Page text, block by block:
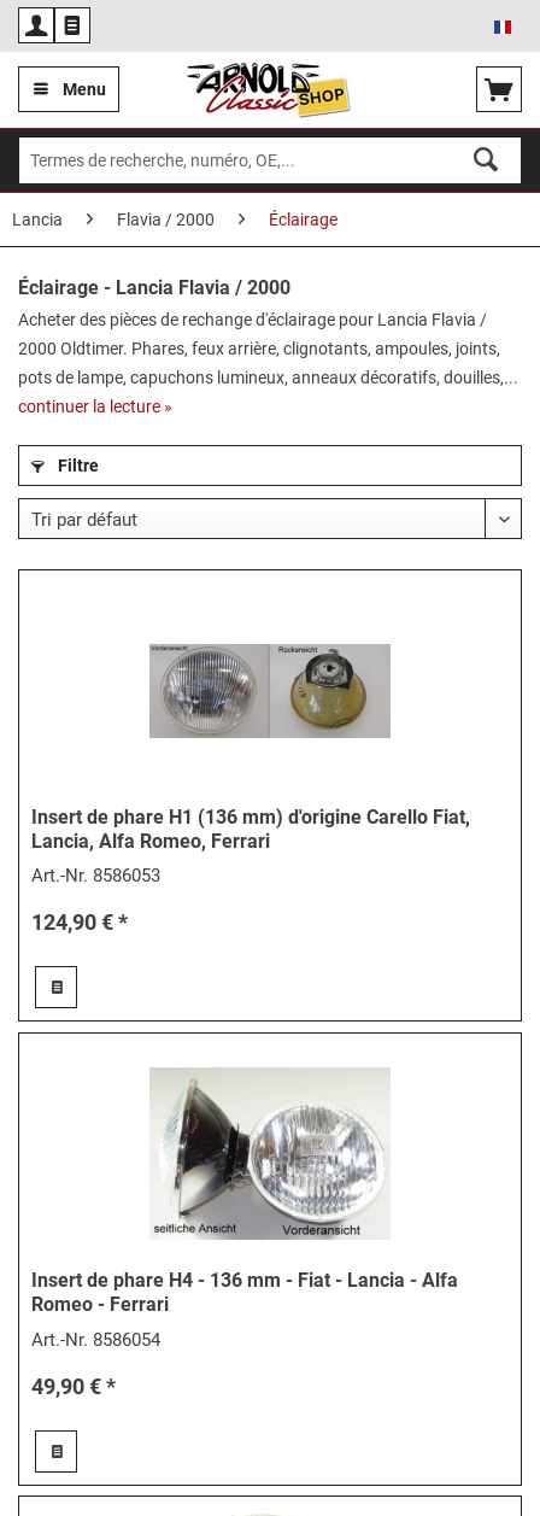
Menu
Lancia Flavia / 2000 Éclairage
Éclairage - Lancia Flavia / 2000
Acheter des pièces de rechange d'éclairage pour Lancia Flavia /
2000 Oldtimer. Phares, feux arrière, clignotants, ampoules, joints,
pots de lampe, capuchons lumineux, anneaux décoratifs, douilles,...
continuer la lecture »
Filtre
Insert de phare H1 (136 mm) d'origine Carello Fiat,
Lancia, Alfa Romeo, Ferrari
Art.-Nr. 8586053
124,90 € *
Insert de phare H4 - 136 mm - Fiat - Lancia - Alfa
Romeo - Ferrari
Art.-Nr. 8586054
49,90 € *